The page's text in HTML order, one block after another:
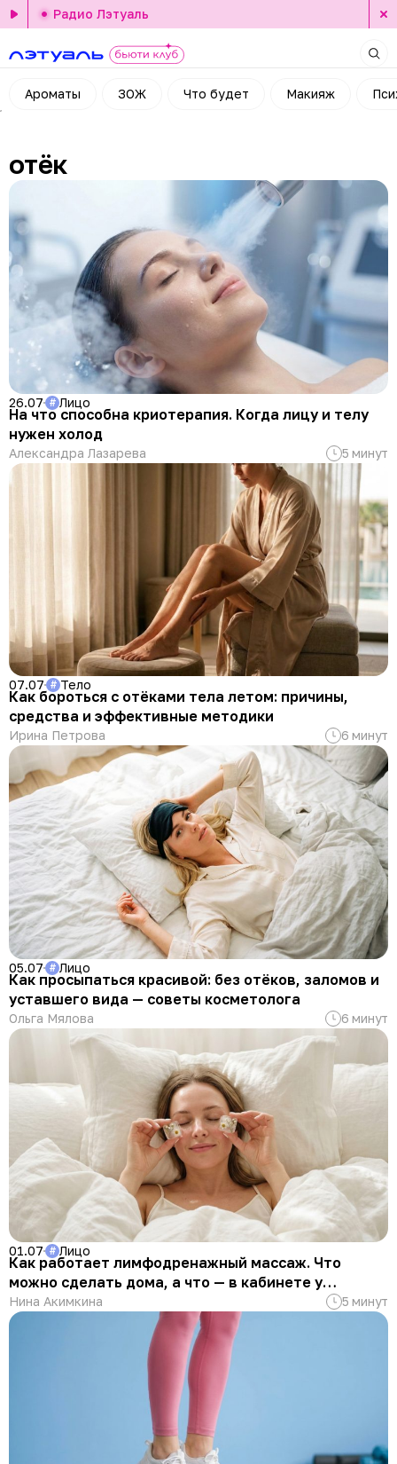
Ароматы ЗОЖ Что будет Макияж
Радио Лэтуаль
отёк
# Лицо
26.07
На что способна криотерапия. Когда лицу и телу
нужен холод
Александра Лазарева 5 минут
# Тело
07.07
Как бороться с отёками тела летом: причины,
средства и эффективные методики
Ирина Петрова 6 минут
# Лицо
05.07
Как просыпаться красивой: без отёков, заломов и
уставшего вида — советы косметолога
Ольга Мялова 6 минут
# Лицо
01.07
Как работает лимфодренажный массаж. Что
можно сделать дома, а что — в кабинете у
специалиста
Нина Акимкина 5 минут